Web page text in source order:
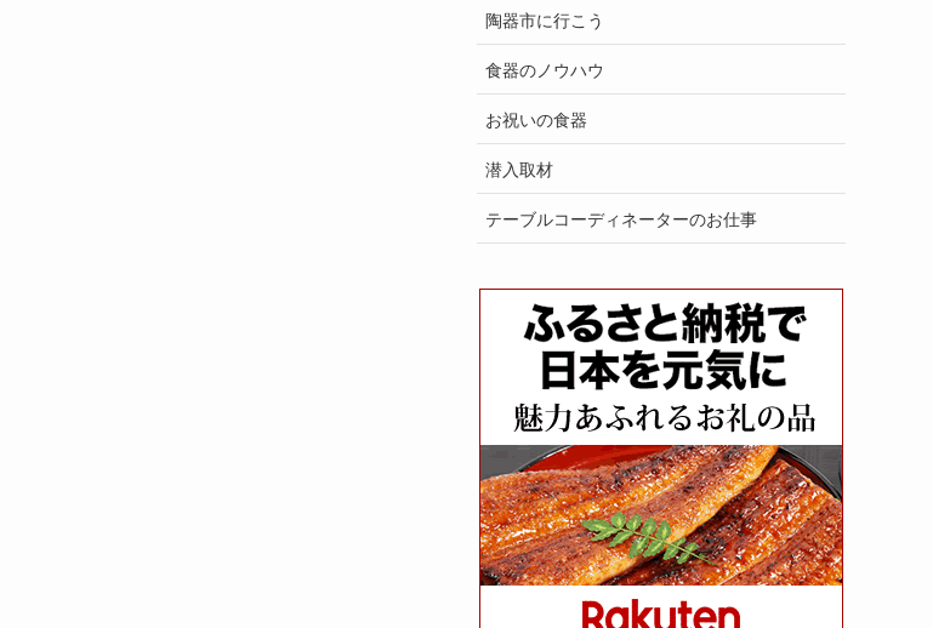
陶器市に行こう
食器のノウハウ
お祝いの食器
潜入取材
テーブルコーディネーターのお仕事